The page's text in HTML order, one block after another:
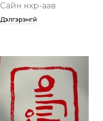
Сайн нөхөр-аав
Дэлгэрэнгүй